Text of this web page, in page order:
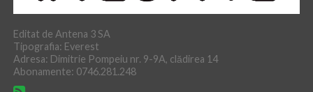
Editat de Antena 3 SA
Tipografia: Everest
Adresa: Dimitrie Pompeiu nr. 9-9A, clădirea 14
Abonamente: 0746.281.248